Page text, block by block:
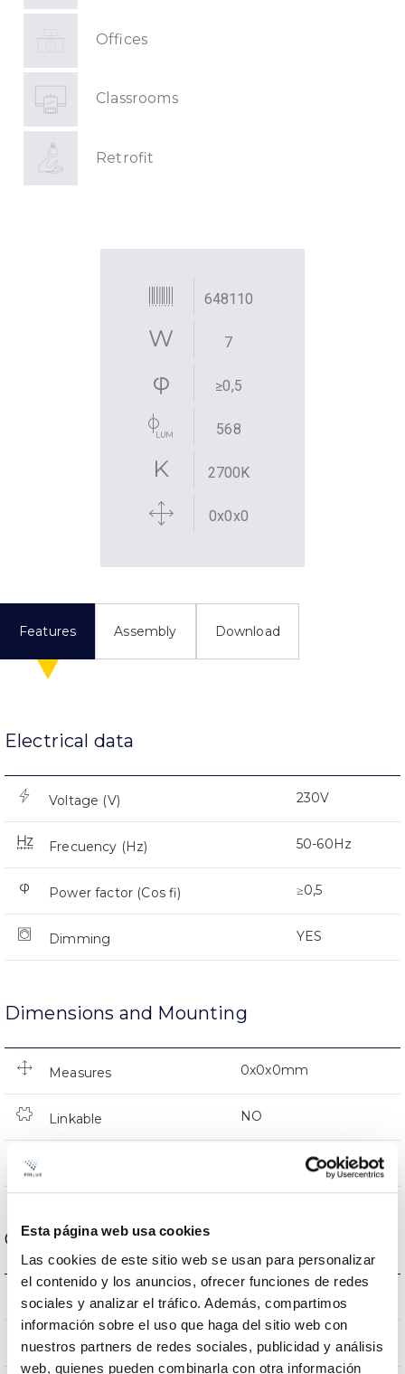
Esta página web usa cookies
Las cookies de este sitio web se usan para personalizar
el contenido y los anuncios, ofrecer funciones de redes
sociales y analizar el tráfico. Además, compartimos
información sobre el uso que haga del sitio web con
nuestros partners de redes sociales, publicidad y análisis
web, quienes pueden combinarla con otra información
Offices
Classrooms
Retrofit
648110
7
≥0,5
568
2700K
0x0x0
Features Assembly Download
Electrical data
Voltage (V) 230V
Frecuency (Hz) 50-60Hz
Power factor (Cos fi) ≥0,5
Dimming YES
Dimensions and Mounting
Measures 0x0x0mm
Linkable NO
Optical data
Colour temperature
CRI Colour rendering index 80